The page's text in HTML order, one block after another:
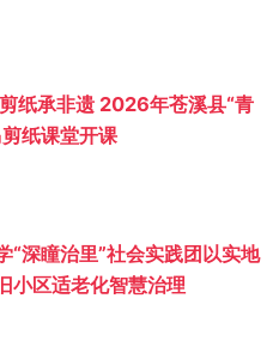
纸承非遗 2026年苍溪县“青
纸课堂开课
“深瞳治里”社会实践团以实地
小区适老化智慧治理